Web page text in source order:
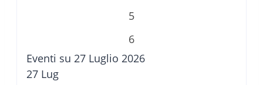
5
6
Eventi su 27 Luglio 2026
27 Lug